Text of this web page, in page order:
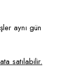
aynı gün
satılabilir.